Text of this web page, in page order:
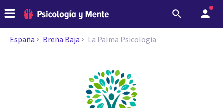
España Breña Baja La Palma Psicologia